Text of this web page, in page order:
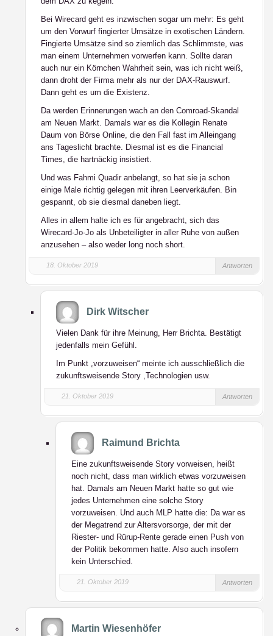
Bei Wirecard geht es inzwischen sogar um mehr: Es geht
um den Vorwurf fingierter Umsätze in exotischen Ländern.
Fingierte Umsätze sind so ziemlich das Schlimmste, was
man einem Unternehmen vorwerfen kann. Sollte daran
auch nur ein Körnchen Wahrheit sein, was ich nicht weiß,
dann droht der Firma mehr als nur der DAX-Rauswurf.
Dann geht es um die Existenz.
Da werden Erinnerungen wach an den Comroad-Skandal
am Neuen Markt. Damals war es die Kollegin Renate
Daum von Börse Online, die den Fall fast im Alleingang
ans Tageslicht brachte. Diesmal ist es die Financial
Times, die hartnäckig insistiert.
Und was Fahmi Quadir anbelangt, so hat sie ja schon
einige Male richtig gelegen mit ihren Leerverkäufen. Bin
gespannt, ob sie diesmal daneben liegt.
Alles in allem halte ich es für angebracht, sich das
Wirecard-Jo-Jo als Unbeteiligter in aller Ruhe von außen
anzusehen – also weder long noch short.
18. Oktober 2019 Antworten
Dirk Witscher
Vielen Dank für ihre Meinung, Herr Brichta. Bestätigt
jedenfalls mein Gefühl.
Im Punkt „vorzuweisen“ meinte ich ausschließlich die
zukunftsweisende Story ,Technologien usw.
21. Oktober 2019 Antworten
Raimund Brichta
Eine zukunftsweisende Story vorweisen, heißt
noch nicht, dass man wirklich etwas vorzuweisen
hat. Damals am Neuen Markt hatte so gut wie
jedes Unternehmen eine solche Story
vorzuweisen. Und auch MLP hatte die: Da war es
der Megatrend zur Altersvorsorge, der mit der
Riester- und Rürup-Rente gerade einen Push von
der Politik bekommen hatte. Also auch insofern
kein Unterschied.
21. Oktober 2019 Antworten
Martin Wiesenhöfer